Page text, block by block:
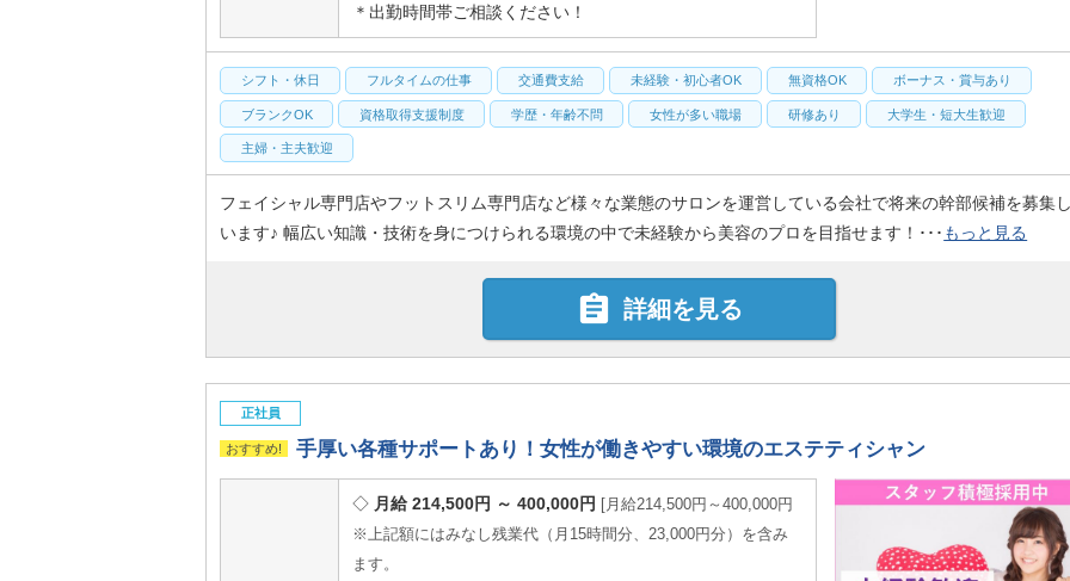
＊出勤時間帯ご相談ください！
シフト・休日 フルタイムの仕事 交通費支給 未経験・初心者OK 無資格OK ボーナス・賞与あり
ブランクOK 資格取得支援制度 学歴・年齢不問 女性が多い職場 研修あり 大学生・短大生歓迎
主婦・主夫歓迎
フェイシャル専門店やフットスリム専門店など様々な業態のサロンを運営している会社で将来の幹部候補を募集
います♪ 幅広い知識・技術を身につけられる環境の中で未経験から美容のプロを目指せます！･･･ もっと見る
 詳細を見る
正社員
手厚い各種サポートあり！女性が働きやすい環境のエステティシャン
月給 214,500円 ～ 400,000円
月給214,500円～400,000円
※上記額にはみなし残業代（月15時間分、23,000円分）を含み
ます。